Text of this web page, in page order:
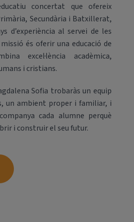
concertat que ofereix
Secundària i Batxillerat,
d’experiència al servei de les
és oferir una educació de
excel·lència acadèmica,
i cristians.
Sofia trobaràs un equip
un ambient proper i familiar, i
cada alumne perquè
i construir el seu futur.